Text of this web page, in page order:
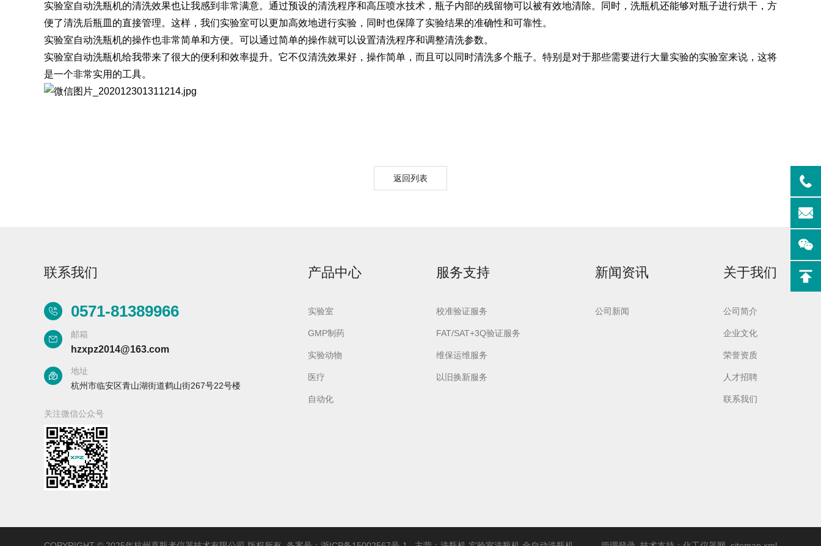
Moment-3/F3极智
版实验室洗瓶机
Moment-3/F3经典
版实验室洗瓶机
Moment-2/F2实验
室洗瓶机
G系列
Aurora-3/F3极智版
实验室洗瓶机
实验室洗瓶机
实验室洗瓶机
实验室洗瓶机
Aurora-2实验室洗
瓶机
F系列
GMP-400清洗机 GMP-600清洗机 GMP-800清洗机 GMP-1000清洗机
LA-A1饮水瓶清洗
机
LA-B1动物笼盒清
洗机
DNA器具专用清洗
消毒机Glory-A/FA
DNA器具专用清洗
消毒机Moment-
A/FA
SQ1000自动化清洗
工作站
实验室自动洗瓶机的清洗效果也让我感到非常满意。通过预设的清洗程序和高压喷水技术，瓶子内部的残留物可以被有效地清除。同时，洗瓶机还能够对瓶子进行烘干，方
便了清洗后瓶皿的直接管理。这样，我们实验室可以更加高效地进行实验，同时也保障了实验结果的准确性和可靠性。
实验室自动洗瓶机的操作也非常简单和方便。可以通过简单的操作就可以设置清洗程序和调整清洗参数。
实验室自动洗瓶机给我带来了很大的便利和效率提升。它不仅清洗效果好，操作简单，而且可以同时清洗多个瓶子。特别是对于那些需要进行大量实验的实验室来说，这将
是一个非常实用的工具。
返回列表
联系我们
0571-81389966
邮箱
hzxpz2014@163.com
地址
杭州市临安区青山湖街道鹤山街267号22号楼
关注微信公众号
产品中心
实验室
GMP制药
实验动物
医疗
自动化
服务支持
校准验证服务
FAT/SAT+3Q验证服务
维保运维服务
以旧换新服务
新闻资讯
公司新闻
关于我们
公司简介
企业文化
荣誉资质
人才招聘
联系我们